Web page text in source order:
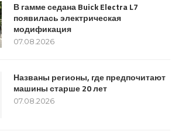
В гамме седана Buick Electra L7
появилась электрическая
модификация
07.08.2026
Названы регионы, где предпочитают
машины старше 20 лет
07.08.2026